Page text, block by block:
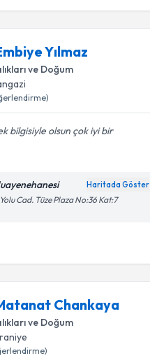
Yılmaz
ve Doğum
bilgisiyle olsun çok iyi bir
Haritada Göster
Cad. Tüze Plaza No:36 Kat:7
Chankaya
ve Doğum